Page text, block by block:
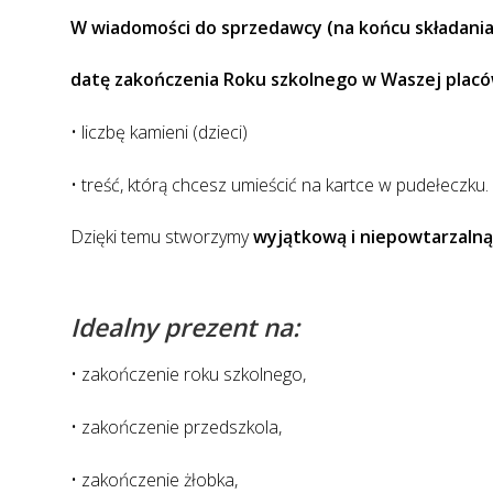
W wiadomości do sprzedawcy (na końcu
datę zakończenia Roku szkolnego w Waszej
• liczbę kamieni (dzieci)
• treść, którą chcesz umieścić na kartce w pudełeczku.
Dzięki temu stworzymywyjątkową i
Idealny prezent na:
• zakończenie roku szkolnego,
• zakończenie przedszkola,
• zakończenie żłobka,